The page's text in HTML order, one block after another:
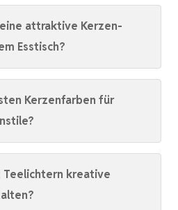
attraktive Kerzen-
Esstisch?
Kerzenfarben für
Teelichtern kreative